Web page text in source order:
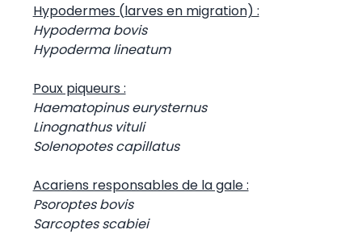
Hypodermes (larves en migration) :
Hypoderma bovis
Hypoderma lineatum
Poux piqueurs :
Haematopinus eurysternus
Linognathus vituli
Solenopotes capillatus
Acariens responsables de la gale :
Psoroptes bovis
Sarcoptes scabiei